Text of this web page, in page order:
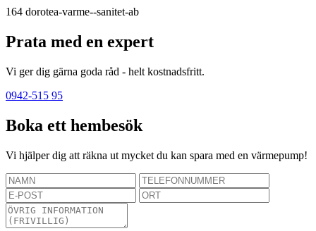
164 dorotea-varme--sanitet-ab
Prata med en expert
Vi ger dig gärna goda råd - helt kostnadsfritt.
0942-515 95
Boka ett hembesök
Vi hjälper dig att räkna ut mycket du kan spara med en värmepump!